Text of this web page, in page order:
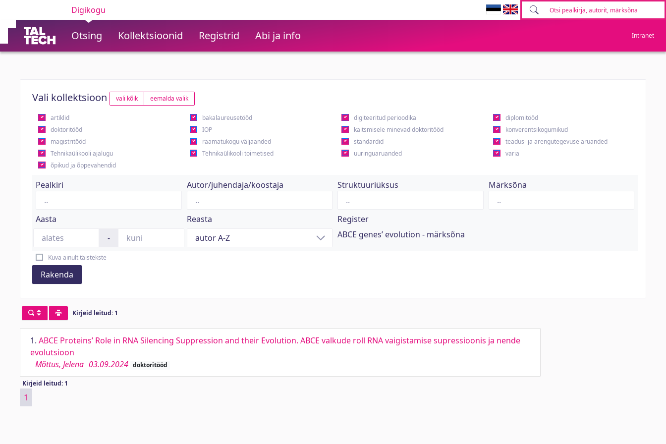
Digikogu
Otsing Kollektsioonid Registrid Abi ja info Intranet
Vali kollektsioon vali kõik eemalda valik
artiklid bakalaureusetööd digiteeritud perioodika
diplomitööd
doktoritööd
IOP kaitsmisele minevad doktoritööd
konverentsikogumikud
magistritööd
raamatukogu väljaanded standardid
teadus- ja arengutegevuse aruanded
Tehnikaülikooli ajalugu
Tehnikaülikooli toimetised uuringuaruanded
varia
õpikud ja õppevahendid
Pealkiri Autor/juhendaja/koostaja Struktuuriüksus Märksõna
Aasta
-
Reasta
Register
ABCE genes’ evolution - märksõna
Kuva ainult täistekste
Rakenda
Kirjeid leitud: 1
1. ABCE Proteins’ Role in RNA Silencing Suppression and their Evolution. ABCE valkude roll RNA vaigistamise supressioonis ja nende
evolutsioon
Mõttus, Jelena 03.09.2024 doktoritööd
Kirjeid leitud: 1
1